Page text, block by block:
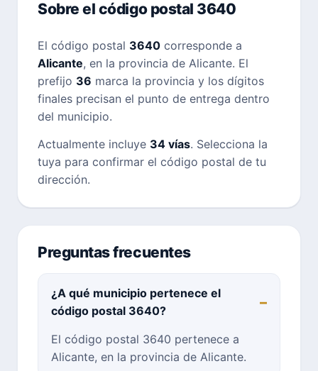
Sobre el código postal 3640
El código postal 3640 corresponde a
Alicante, en la provincia de Alicante. El
prefijo 36 marca la provincia y los dígitos
finales precisan el punto de entrega dentro
del municipio.
Actualmente incluye 34 vías. Selecciona la
tuya para confirmar el código postal de tu
dirección.
Preguntas frecuentes
¿A qué municipio pertenece el
código postal 3640?
El código postal 3640 pertenece a
Alicante, en la provincia de Alicante.